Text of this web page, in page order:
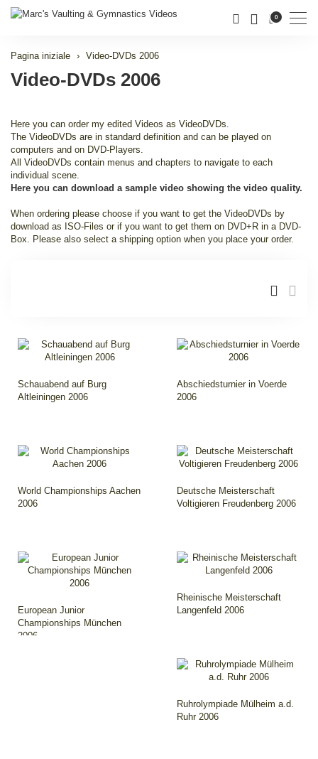
0
Pagina iniziale Video-DVDs 2006
Video-DVDs 2006
Here you can order my edited Videos as VideoDVDs.
The VideoDVDs are in standard definition and can be played on
computers and on DVD-Players.
All VideoDVDs contain menus and chapters to navigate to each
individual scene.
Here you can download a sample video showing the video quality.
When ordering please choose if you want to get the VideoDVDs by
download as ISO-Files or if you want to get them on DVD+R in a DVD-
Box. Please also select a shipping option when you place your order.
Schauabend auf Burg
Altleiningen 2006
Abschiedsturnier in Voerde
2006
World Championships Aachen
2006
Deutsche Meisterschaft
Voltigieren Freudenberg 2006
European Junior
Championships München
2006
Rheinische Meisterschaft
Langenfeld 2006
Ruhrolympiade Mülheim a.d.
Ruhr 2006